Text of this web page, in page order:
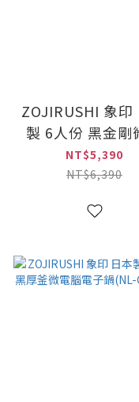
ZOJIRUSHI 象印
製 6人份 黑金剛
腦電子鍋(NS-
NT$5,390
NT$6,390